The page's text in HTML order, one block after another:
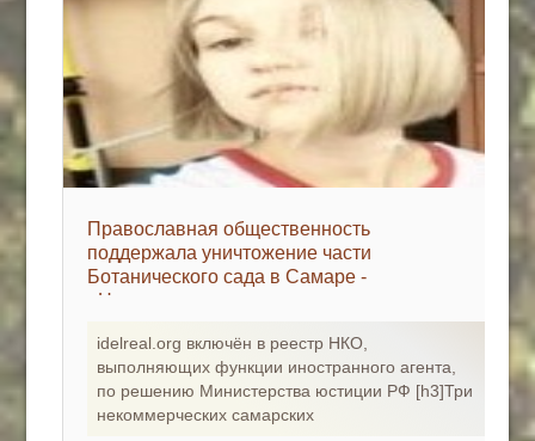
Православная общественность
поддержала уничтожение части
Ботанического сада в Самаре -
«Недвижимость»
idelreal.org включён в реестр НКО,
выполняющих функции иностранного агента,
по решению Министерства юстиции РФ [h3]Три
некоммерческих самарских